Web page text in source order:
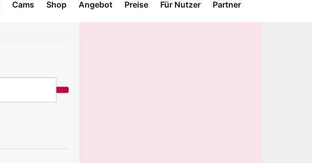
Cams Shop Angebot Preise Für Nutzer Partner